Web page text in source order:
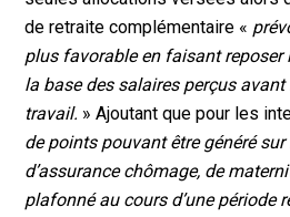
de retraite complémentaire «
plus favorable en faisant reposer
la base des salaires perçus avant
travail. » Ajoutant que pour les
de points pouvant être généré
d’assurance chômage, de
plafonné au cours d’une période